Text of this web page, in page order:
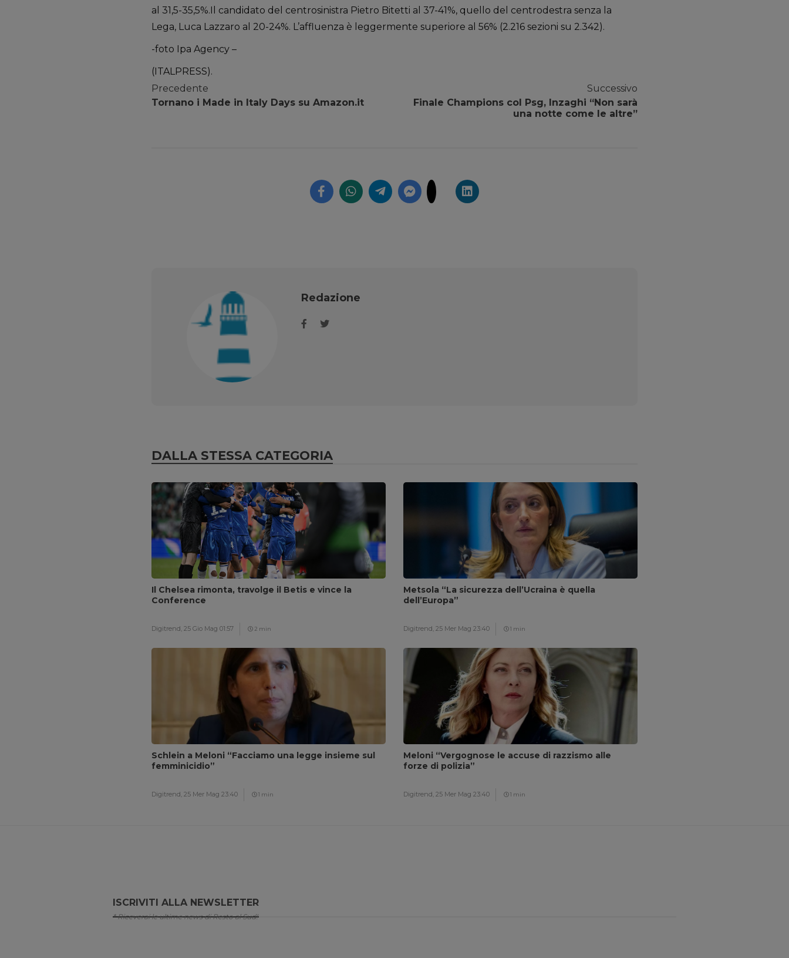
al 31,5-35,5%.Il candidato del centrosinistra Pietro Bitetti al 37-41%, quello del centrodestra senza la
Lega, Luca Lazzaro al 20-24%. L’affluenza è leggermente superiore al 56% (2.216 sezioni su 2.342).
-foto Ipa Agency –
(ITALPRESS).
Precedente
Tornano i Made in Italy Days su Amazon.it
Successivo
Finale Champions col Psg, Inzaghi “Non sarà
una notte come le altre”
Redazione
DALLA STESSA CATEGORIA
Il Chelsea rimonta, travolge il Betis e vince la
Conference
Digitrend, 25 Gio Mag 01:57 2 min
Metsola “La sicurezza dell’Ucraina è quella
dell’Europa”
Digitrend, 25 Mer Mag 23:40 1 min
Schlein a Meloni “Facciamo una legge insieme sul
femminicidio”
Digitrend, 25 Mer Mag 23:40 1 min
Meloni “Vergognose le accuse di razzismo alle
forze di polizia”
Digitrend, 25 Mer Mag 23:40 1 min
ISCRIVITI ALLA NEWSLETTER
* Riceverai le ultime news di Resto al Sud!